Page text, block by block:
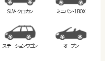
SUV・クロカン ミニバン・1BOX
ステーションワゴン オープン